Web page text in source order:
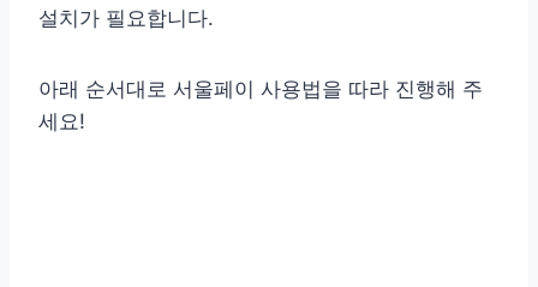
설치가 필요합니다.
아래 순서대로 서울페이 사용법을 따라 진행해 주
세요!